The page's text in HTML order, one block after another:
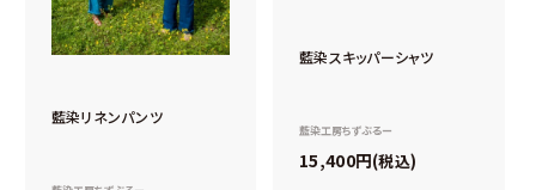
藍染リネンパンツ
藍染スキッパーシャツ
藍染工房ちずぶるー
15,400 税込